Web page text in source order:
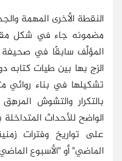
النقطة الأخرى المهمة
مضمونه جاء في شكل
المؤلِّف سابقًا في
الزج بها بين طيات كتابه
تشكيلها في بناء روائي
بالتكرار والتشوش
الواضح للأحداث
على تواريخ وفترات
الماضي" أو "الأسبوع